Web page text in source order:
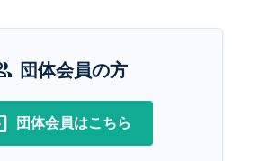
団体会員の方
団体会員はこちら